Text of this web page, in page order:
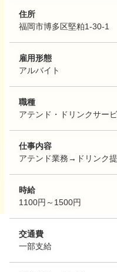
住所
福岡市博多区堅粕1-30-1
雇用形態
アルバイト
職種
アテンド・ドリンクサー
仕事内容
アテンド業務→ドリンク
時給
1100円～1500円
交通費
一部支給